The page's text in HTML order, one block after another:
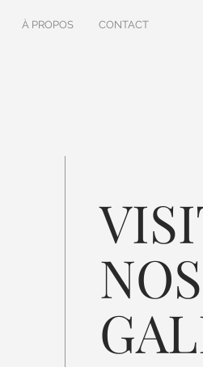
À PROPOS CONTACT
NOS